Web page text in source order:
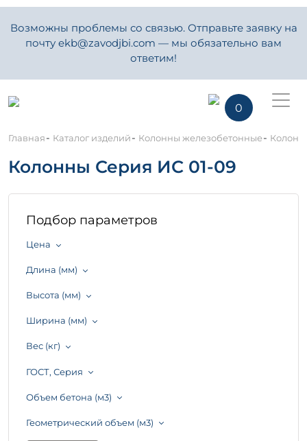
Возможны проблемы со связью. Отправьте заявку на
почту ekb@zavodjbi.com — мы обязательно вам
ответим!
0
Главная- Каталог изделий- Колонны железобетонные-
Колонны Серия ИС 01-09
Подбор параметров
Цена
Длина (мм)
Высота (мм)
Ширина (мм)
Вес (кг)
ГОСТ, Серия
Объем бетона (м3)
Геометрический объем (м3)